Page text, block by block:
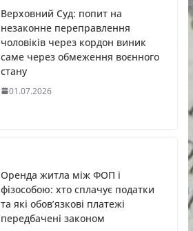
Верховний Суд: попит на
незаконне переправлення
чоловіків через кордон виник
саме через обмеження воєнного
стану
01.07.2026
Оренда житла між ФОП і
фізособою: хто сплачує податки
та які обов’язкові платежі
передбачені законом